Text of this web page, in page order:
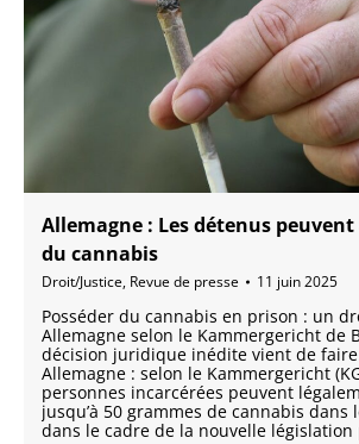
Allemagne : Les détenus
du cannabis
Droit/Justice, Revue de presse 11 juin 2025
Posséder du cannabis en prison : un
Allemagne selon le Kammergericht de
décision juridique inédite vient de
Allemagne : selon le Kammergericht
personnes incarcérées peuvent
jusqu’à 50 grammes de cannabis dans
dans le cadre de la nouvelle